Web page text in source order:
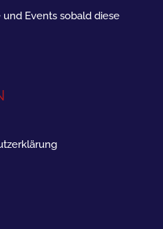
Events sobald diese